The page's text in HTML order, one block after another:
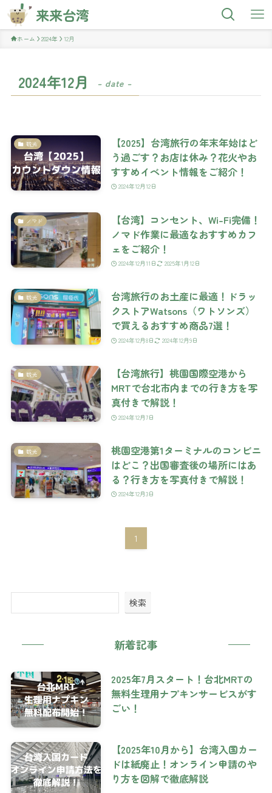
来来台湾
ホーム 2024年 12月
2024年12月 – date –
観光
【2025】台湾旅行の年末年始はど
う過ごす？お店は休み？花火やお
すすめイベント情報をご紹介！
2024年12月12日
ノマド
【台湾】コンセント、Wi-Fi完備！
ノマド作業に最適なおすすめカフ
ェをご紹介！
2024年12月11日 2025年1月12日
観光
台湾旅行のお土産に最適！ドラッ
クストアWatsons（ワトソンズ）
で買えるおすすめ商品7選！
2024年12月8日 2024年12月9日
観光
【台湾旅行】桃園国際空港から
MRTで台北市内までの行き方を写
真付きで解説！
2024年12月7日
観光
桃園空港第1ターミナルのコンビニ
はどこ？出国審査後の場所にはあ
る？行き方を写真付きで解説！
2024年12月3日
1
検索
新着記事
2025年7月スタート！台北MRTの
無料生理用ナプキンサービスがす
ごい！
【2025年10月から】台湾入国カー
ドは紙廃止！オンライン申請のや
り方を図解で徹底解説